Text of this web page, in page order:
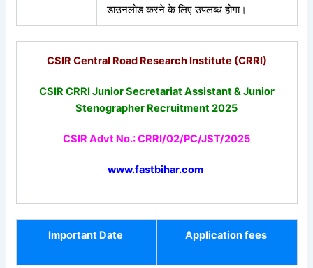
डाउनलोड करने के लिए उपलब्ध होगा।
CSIR Central Road Research Institute (CRRI)
CSIR CRRI Junior Secretariat Assistant & Junior
Stenographer Recruitment 2025
CSIR Advt No.: CRRI/02/PC/JST/2025
www.fastbihar.com
Important Date Application fees